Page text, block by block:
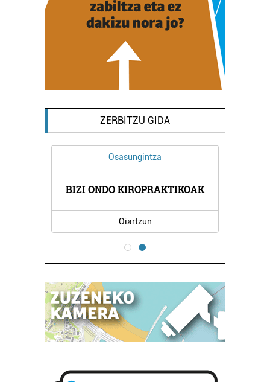
ZERBITZU GIDA
Osasungintza
BIZI ONDO KIROPRAKTIKOAK
Oiartzun